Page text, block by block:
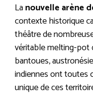
Lanouvelle arène
contexte historique
théâtre de
véritable melting-pot
bantoues,
indiennes ont toutes
unique de ces